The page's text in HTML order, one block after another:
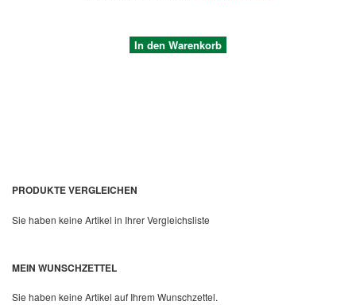
Quickview
In den Warenkorb
PRODUKTE VERGLEICHEN
Sie haben keine Artikel in Ihrer Vergleichsliste
MEIN WUNSCHZETTEL
Sie haben keine Artikel auf Ihrem Wunschzettel.